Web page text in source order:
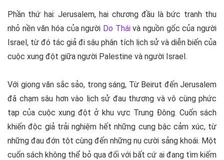
Phần thứ hai: Jerusalem, hai chương đầu là bức tranh thu
nhỏ nền văn hóa của người Do Tháivà nguồn gốc của người
Israel, từ đó tác giả đi sâu phân tích lịch sử và diễn biến của
cuộc xung đột giữa người Palestine và người Israel.
Với giọng văn sắc sảo, trong sáng, Từ Beirut đến Jerusalem
đã chạm sâu hơn vào lịch sử đau thương và vô cùng phức
tạp của cuộc xung đột ở khu vực Trung Đông. Cuốn sách
khiến độc giả trải nghiệm hết những cung bậc cảm xúc, từ
những đau đớn tột cùng đến những nụ cười sảng khoái. Một
cuốn sách không thể bỏ qua đối với bất cứ ai đang tìm kiếm